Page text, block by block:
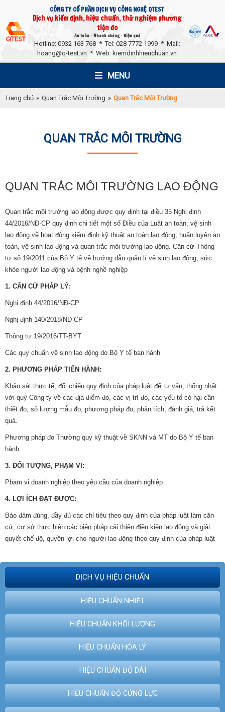
CÔNG TY CỔ PHẦN DỊCH VỤ CÔNG NGHỆ QTEST
Dịch vụ kiểm định, hiệu chuẩn, thử nghiệm phương
tiện đo
An toàn - Nhanh chóng - Hiệu quả
Hotline: 0932 163 768 * Tel: 028 7772 1999 * Mail:
hoang@q-test.vn * Web: kiemdinhhieuchuan.vn
MENU
Trang chủ » Quan Trắc Môi Trường » Quan Trắc Môi Trường
DỊCH VỤ HIỆU CHUẨN
HIỆU CHUẨN NHIỆT
HIỆU CHUẨN KHỐI LƯỢNG
HIỆU CHUẨN HÓA LÝ
HIỆU CHUẨN ĐỘ DÀI
HIỆU CHUẨN ĐỘ CỨNG LỰC
QUAN TRẮC MÔI TRƯỜNG
QUAN TRẮC MÔI TRƯỜNG LAO ĐỘNG
Quan trắc môi trường lao động được quy định tại điều 35 Nghị định
44/2016/NĐ-CP quy định chi tiết một số Điều của Luật an toàn, vệ sinh
lao động về hoạt động kiểm định kỹ thuật an toàn lao động; huấn luyện an
toàn, vệ sinh lao động và quan trắc môi trường lao động. Căn cứ Thông
tư số 19/2011 của Bộ Y tế về hướng dẫn quản lí vệ sinh lao động, sức
khỏe người lao động và bệnh nghề nghiệp
1. CĂN CỨ PHÁP LÝ:
Nghị định 44/2016/NĐ-CP
Nghị định 140/2018/NĐ-CP
Thông tư 19/2016/TT-BYT
Các quy chuẩn vệ sinh lao động do Bộ Y tế ban hành
2. PHƯƠNG PHÁP TIẾN HÀNH:
Khảo sát thực tế, đối chiếu quy định của pháp luật để tư vấn, thống nhất
với quý Công ty về các địa điểm đo, các vị trí đo, các yếu tố có hại cần
thiết đo, số lượng mẫu đo, phương pháp đo, phân tích, đánh giá, trả kết
quả.
Phương pháp đo Thường quy kỹ thuật về SKNN và MT do Bộ Y tế ban
hành
3. ĐỐI TƯỢNG, PHẠM VI:
Phạm vi doanh nghiệp theo yêu cầu của doanh nghiệp
4. LỢI ÍCH ĐẠT ĐƯỢC:
Bảo đảm đúng, đầy đủ các chỉ tiêu theo quy định của pháp luật làm căn
cứ, cơ sở thực hiện các biện pháp cải thiện điều kiện lao động và giải
quyết chế độ, quyền lợi cho người lao động theo quy định của pháp luật